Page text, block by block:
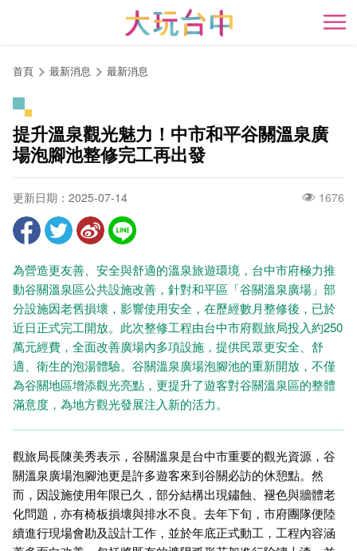
開
首頁 最新消息 最新消息
提升溫泉觀光魅力！中市和平谷關溫泉廣
場泡腳池整修完工再出發
更新日期：2025-07-14 1676
為營造更友善、安全與舒適的溫泉旅遊環境，台中市府極力推
動谷關溫泉區公共設施改善，針對和平區「谷關溫泉廣場」部
分設施因老舊損壞，影響使用安全，在歷經數月整修後，已於
近日正式完工開放。此次整修工程由台中市府觀旅局投入約250
萬元經費，全面改善廣場內多項設施，提供民眾更安全、舒
適、衛生的泡湯體驗。谷關溫泉廣場泡腳池的重新開放，不僅
為谷關地區增添觀光亮點，更提升了遊客對谷關溫泉區的整體
滿意度，為地方觀光發展注入新的活力。
觀旅局長陳美秀表示，谷關溫泉是台中市重要的觀光資源，谷
關溫泉廣場泡腳池更是許多遊客來到谷關必訪的休憩點。然
而，因設施使用年限已久，部分結構出現鏽蝕、褪色與牆體老
化問題，亦有椅板損壞與排水不良。去年下旬，市府團隊便陸
續進行現場會勘及設計工作，並於年底正式動工，工程內容涵